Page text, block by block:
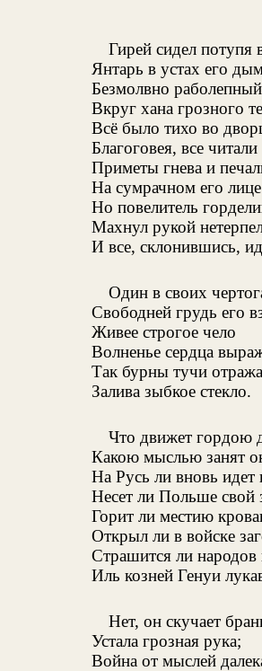
Гирей сидел потупя
Янтарь в устах его
Безмолвно
Вкруг хана грозного
Всё было тихо во
Благоговея, все читали
Приметы гнева и
На сумрачном его
Но повелитель
Махнул рукой
И все, склонившись,
Один в своих
Свободней грудь его
Живее строгое чело
Волненье сердца
Так бурны тучи
Залива зыбкое стекло.
Что движет гордою
Какою мыслью занят
На Русь ли вновь
Несет ли Польше свой
Горит ли местию
Открыл ли в войске
Страшится ли народов
Иль козней Генуи
Нет, он скучает
Устала грозная рука;
Война от мыслей